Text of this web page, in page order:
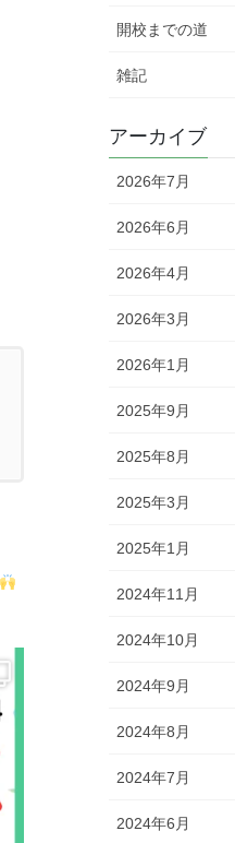
開校までの道
雑記
アーカイブ
2026年7月
2026年6月
2026年4月
2026年3月
2026年1月
2025年9月
2025年8月
2025年3月
2025年1月
2024年11月
2024年10月
2024年9月
2024年8月
2024年7月
2024年6月